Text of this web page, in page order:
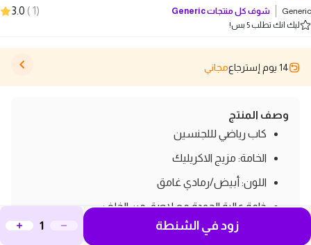
Generic شوف كل منتجاتGeneric
(
1
)
3.0
ليك انك تطلب 5 بس!
14 يوم إسترجاع مجاني
وصف المنتج
كاب رياضي لللجنسين
الخامة: مزيج الاكريليك
اللون: أبيض/رمادي غامق
خامة عالية الجودة مع لاصق من الخلف
صنع في مصر
زود في الشنطة